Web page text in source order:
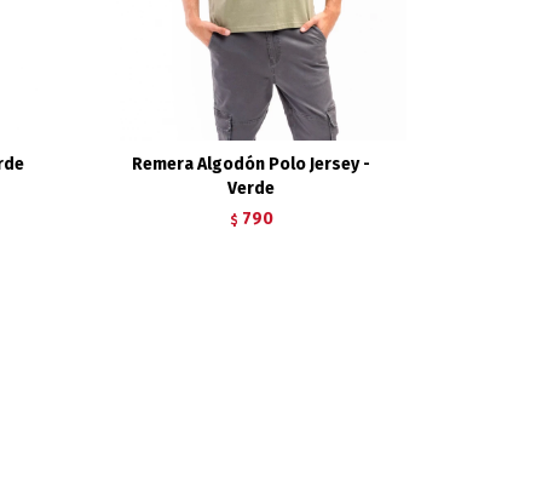
Remera Algodón Polo Jersey -
Verde
$ 790